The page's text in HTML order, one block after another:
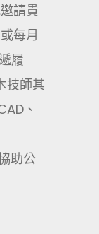
請貴
每月
履
技師其
、
助公